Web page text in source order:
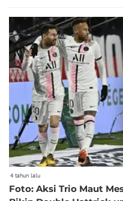
4 tahun lalu
Foto: Aksi Trio Maut